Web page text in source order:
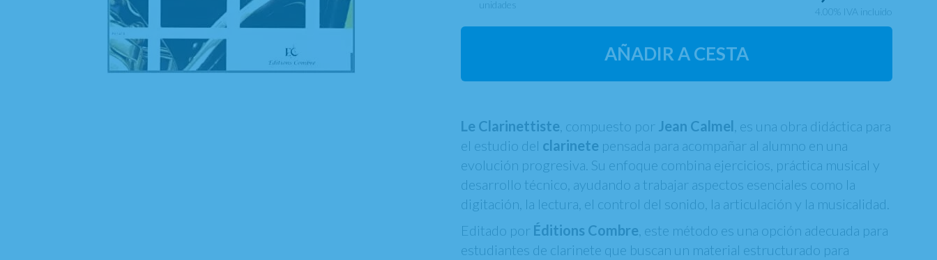
unidades
4.00% IVA incluido
AÑADIR A CESTA
Le Clarinettiste , compuesto por Jean Calmel , es una obra didáctica para
el estudio del clarinete pensada para acompañar al alumno en una
evolución progresiva. Su enfoque combina ejercicios, práctica musical y
desarrollo técnico, ayudando a trabajar aspectos esenciales como la
digitación, la lectura, el control del sonido, la articulación y la musicalidad.
Editado por Éditions Combre , este método es una opción adecuada para
estudiantes de clarinete que buscan un material estructurado para